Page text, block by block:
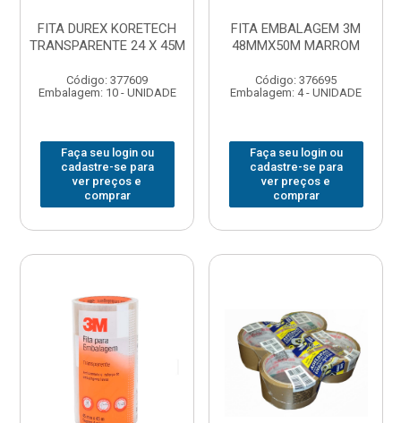
FITA DUREX KORETECH
TRANSPARENTE 24 X 45M
Código: 377609
Embalagem: 10 - UNIDADE
Faça seu login ou
cadastre-se para
ver preços e
comprar
FITA EMBALAGEM 3M
48MMX50M MARROM
Código: 376695
Embalagem: 4 - UNIDADE
Faça seu login ou
cadastre-se para
ver preços e
comprar